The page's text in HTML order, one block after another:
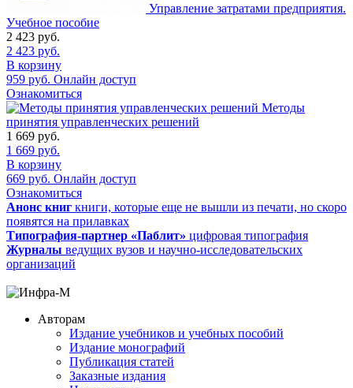
Управление затратами предприятия.
Учебное пособие
2 423 руб.
2 423 руб.
В корзину
959 руб. Онлайн доступ
Ознакомиться
Методы
принятия управленческих решений
1 669 руб.
1 669 руб.
В корзину
669 руб. Онлайн доступ
Ознакомиться
Анонс книг книги, которые еще не вышли из печати, но скоро
появятся на прилавках
Типография-партнер «Паблит» цифровая типография
Журналы ведущих вузов и научно-исследовательских
организаций
Авторам
Издание учебников и учебных пособий
Издание монографий
Публикация статей
Заказные издания